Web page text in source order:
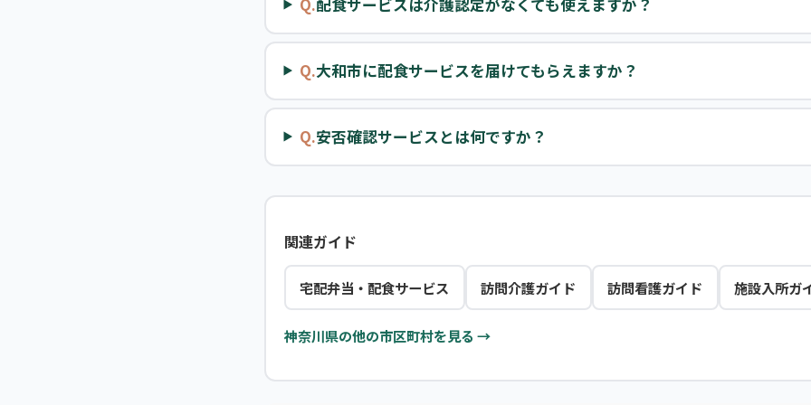
Q.配食サービスは介護認定がなくても使えますか？
Q.大和市に配食サービスを届けてもらえますか？
Q.安否確認サービスとは何ですか？
関連ガイド
宅配弁当・配食サービス 訪問介護ガイド 訪問看護ガイド 施設入所ガ
神奈川県の他の市区町村を見る →